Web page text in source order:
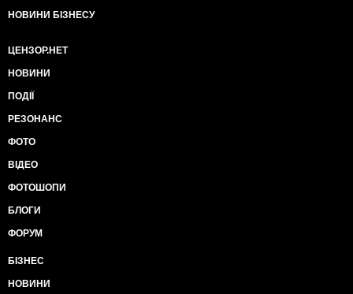
НОВИНИ БІЗНЕСУ
ЦЕНЗОР.НЕТ
НОВИНИ
ПОДІЇ
РЕЗОНАНС
ФОТО
ВІДЕО
ФОТОШОПИ
БЛОГИ
ФОРУМ
БІЗНЕС
НОВИНИ